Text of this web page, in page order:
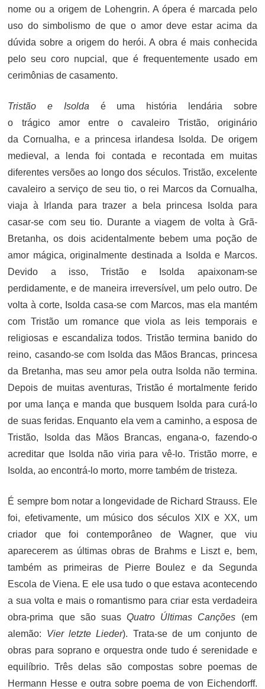
nome ou a origem de Lohengrin. A ópera é marcada pelo
uso do simbolismo de que o amor deve estar acima da
dúvida sobre a origem do herói. A obra é mais conhecida
pelo seu coro nupcial, que é frequentemente usado em
cerimônias de casamento.
Tristão e Isolda é uma história lendária sobre
o trágico amor entre o cavaleiro Tristão, originário
da Cornualha, e a princesa irlandesa Isolda. De origem
medieval, a lenda foi contada e recontada em muitas
diferentes versões ao longo dos séculos. Tristão, excelente
cavaleiro a serviço de seu tio, o rei Marcos da Cornualha,
viaja à Irlanda para trazer a bela princesa Isolda para
casar-se com seu tio. Durante a viagem de volta à Grã-
Bretanha, os dois acidentalmente bebem uma poção de
amor mágica, originalmente destinada a Isolda e Marcos.
Devido a isso, Tristão e Isolda apaixonam-se
perdidamente, e de maneira irreversível, um pelo outro. De
volta à corte, Isolda casa-se com Marcos, mas ela mantém
com Tristão um romance que viola as leis temporais e
religiosas e escandaliza todos. Tristão termina banido do
reino, casando-se com Isolda das Mãos Brancas, princesa
da Bretanha, mas seu amor pela outra Isolda não termina.
Depois de muitas aventuras, Tristão é mortalmente ferido
por uma lança e manda que busquem Isolda para curá-lo
de suas feridas. Enquanto ela vem a caminho, a esposa de
Tristão, Isolda das Mãos Brancas, engana-o, fazendo-o
acreditar que Isolda não viria para vê-lo. Tristão morre, e
Isolda, ao encontrá-lo morto, morre também de tristeza.
É sempre bom notar a longevidade de Richard Strauss. Ele
foi, efetivamente, um músico dos séculos XIX e XX, um
criador que foi contemporâneo de Wagner, que viu
aparecerem as últimas obras de Brahms e Liszt e, bem,
também as primeiras de Pierre Boulez e da Segunda
Escola de Viena. E ele usa tudo o que estava acontecendo
a sua volta e mais o romantismo para criar esta verdadeira
obra-prima que são suasQuatro Últimas Canções (em
alemão: Vier letzte Lieder). Trata-se de um conjunto de
obras para soprano e orquestra onde tudo é serenidade e
equilíbrio. Três delas são compostas sobre poemas de
Hermann Hesse e outra sobre poema de von Eichendorff.